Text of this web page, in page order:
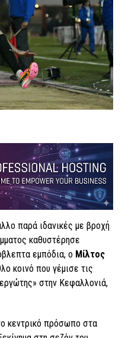
παρά ιδανικές με βροχή
καθυστέρησε
εμπόδια, ο Μίλτος
κοινό που γέμισε τις
στην Κεφαλλονιά,
κεντρικό πρόσωπο στα